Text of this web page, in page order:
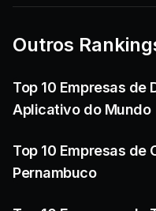
Outros
Top 10 Empresas de
Aplicativo do Mundo
Top 10 Empresas de
Pernambuco